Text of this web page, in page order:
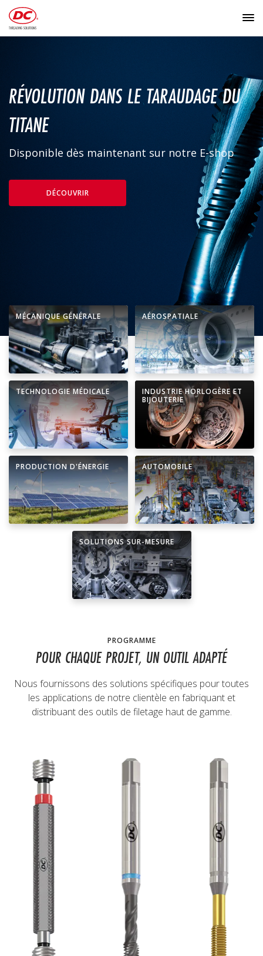
RÉVOLUTION DANS LE TARAUDAGE DU
TITANE
Disponible dès maintenant sur notre E-shop
DÉCOUVRIR
MÉCANIQUE GÉNÉRALE AÉROSPATIALE
TECHNOLOGIE MÉDICALE
INDUSTRIE HORLOGÈRE ET
BIJOUTERIE
PRODUCTION D'ÉNERGIE AUTOMOBILE
SOLUTIONS SUR-MESURE
PROGRAMME
POUR CHAQUE PROJET, UN OUTIL ADAPTÉ
Nous fournissons des solutions spécifiques pour toutes
les applications de notre clientèle en fabriquant et
distribuant des outils de filetage haut de gamme.